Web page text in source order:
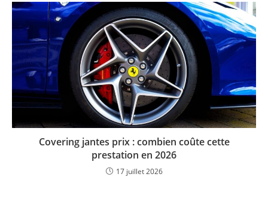
Covering jantes prix : combien coûte cette
prestation en 2026
17 juillet 2026